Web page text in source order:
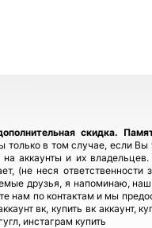
скидка.
в том случае, если
аккаунты и их
(не неся
друзья, я напоминаю,
нам по контактам и мы
вк, купить вк аккаунт,
инстаграм купить